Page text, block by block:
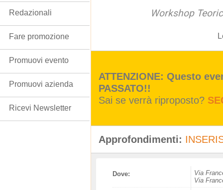
Workshop
ATTENZIONE: Questo
PASSATO!!
Sai se verrà riproposto?
Approfondimenti:
Dove:
Via
Via
Redazionali
Fare promozione
Promuovi evento
Promuovi azienda
Ricevi Newsletter